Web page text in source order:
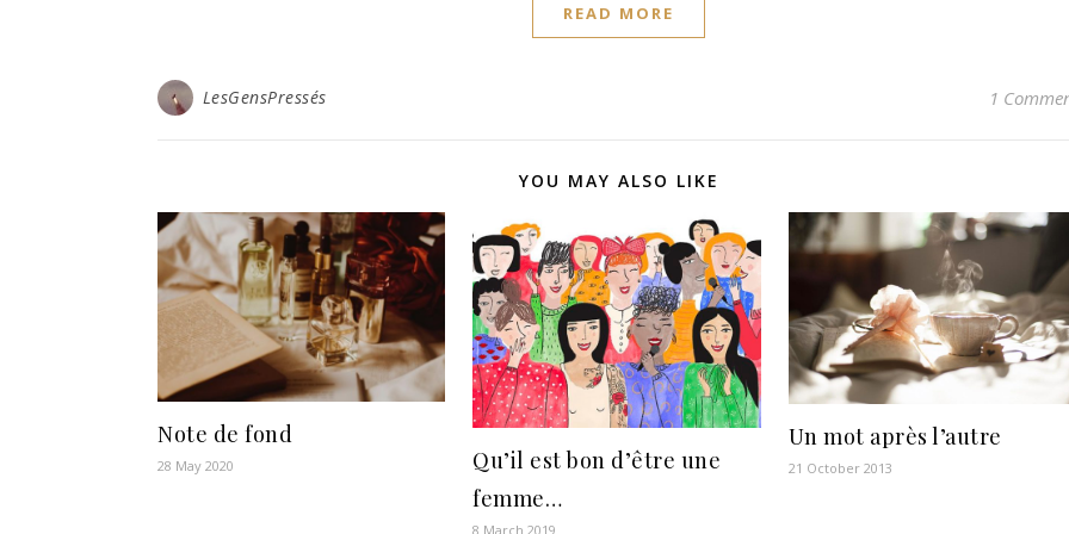
READ MORE
LesGensPressés 1
YOU MAY ALSO LIKE
Note de fond
28 May 2020
Qu’il est bon d’être une
femme…
8 March 2019
Un mot après l’autre
21 October 2013